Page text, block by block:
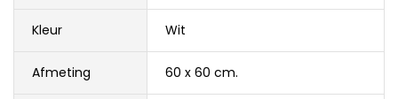
Kleur Wit
Afmeting
60 x 60 cm.